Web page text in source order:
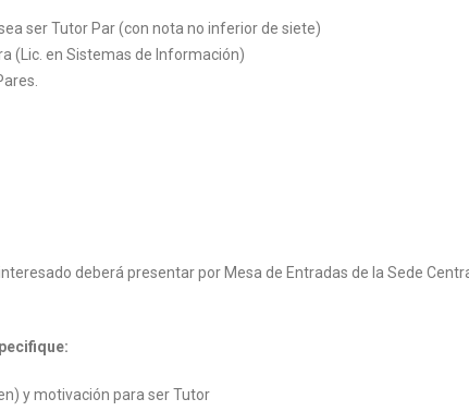
ser Tutor Par (con nota no inferior de siete)
(Lic. en Sistemas de Información)
deberá presentar por Mesa de Entradas de la Sede
y motivación para ser Tutor